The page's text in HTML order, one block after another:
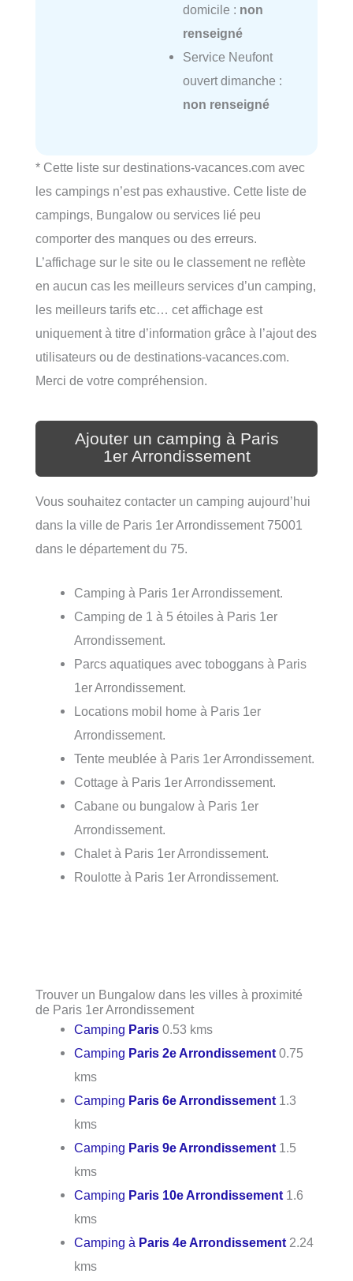
domicile : non
renseigné
Service Neufont
ouvert dimanche :
non renseigné
* Cette liste sur destinations-vacances.com avec
les campings n’est pas exhaustive. Cette liste de
campings, Bungalow ou services lié peu
comporter des manques ou des erreurs.
L’affichage sur le site ou le classement ne reflète
en aucun cas les meilleurs services d’un camping,
les meilleurs tarifs etc… cet affichage est
uniquement à titre d’information grâce à l’ajout des
utilisateurs ou de destinations-vacances.com.
Merci de votre compréhension.
Ajouter un camping à Paris
1er Arrondissement
Vous souhaitez contacter un camping aujourd’hui
dans la ville de Paris 1er Arrondissement 75001
dans le département du 75.
Camping à Paris 1er Arrondissement.
Camping de 1 à 5 étoiles à Paris 1er
Arrondissement.
Parcs aquatiques avec toboggans à Paris
1er Arrondissement.
Locations mobil home à Paris 1er
Arrondissement.
Tente meublée à Paris 1er Arrondissement.
Cottage à Paris 1er Arrondissement.
Cabane ou bungalow à Paris 1er
Arrondissement.
Chalet à Paris 1er Arrondissement.
Roulotte à Paris 1er Arrondissement.
Trouver un Bungalow dans les villes à proximité
de Paris 1er Arrondissement
Camping Paris 0.53 kms
Camping Paris 2e Arrondissement 0.75
kms
Camping Paris 6e Arrondissement 1.3
kms
Camping Paris 9e Arrondissement 1.5
kms
Camping Paris 10e Arrondissement 1.6
kms
Camping à Paris 4e Arrondissement 2.24
kms